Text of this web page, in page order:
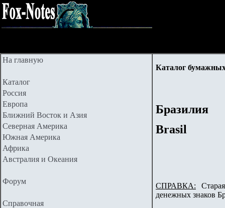
На главную
Каталог
Россия
Европа
Ближний Восток и Азия
Северная Америка
Южная Америка
Африка
Австралия и Океания
Форум
Справочная
Каталог
Бразилия
Brasil
СПРАВКА:
денежных знаков